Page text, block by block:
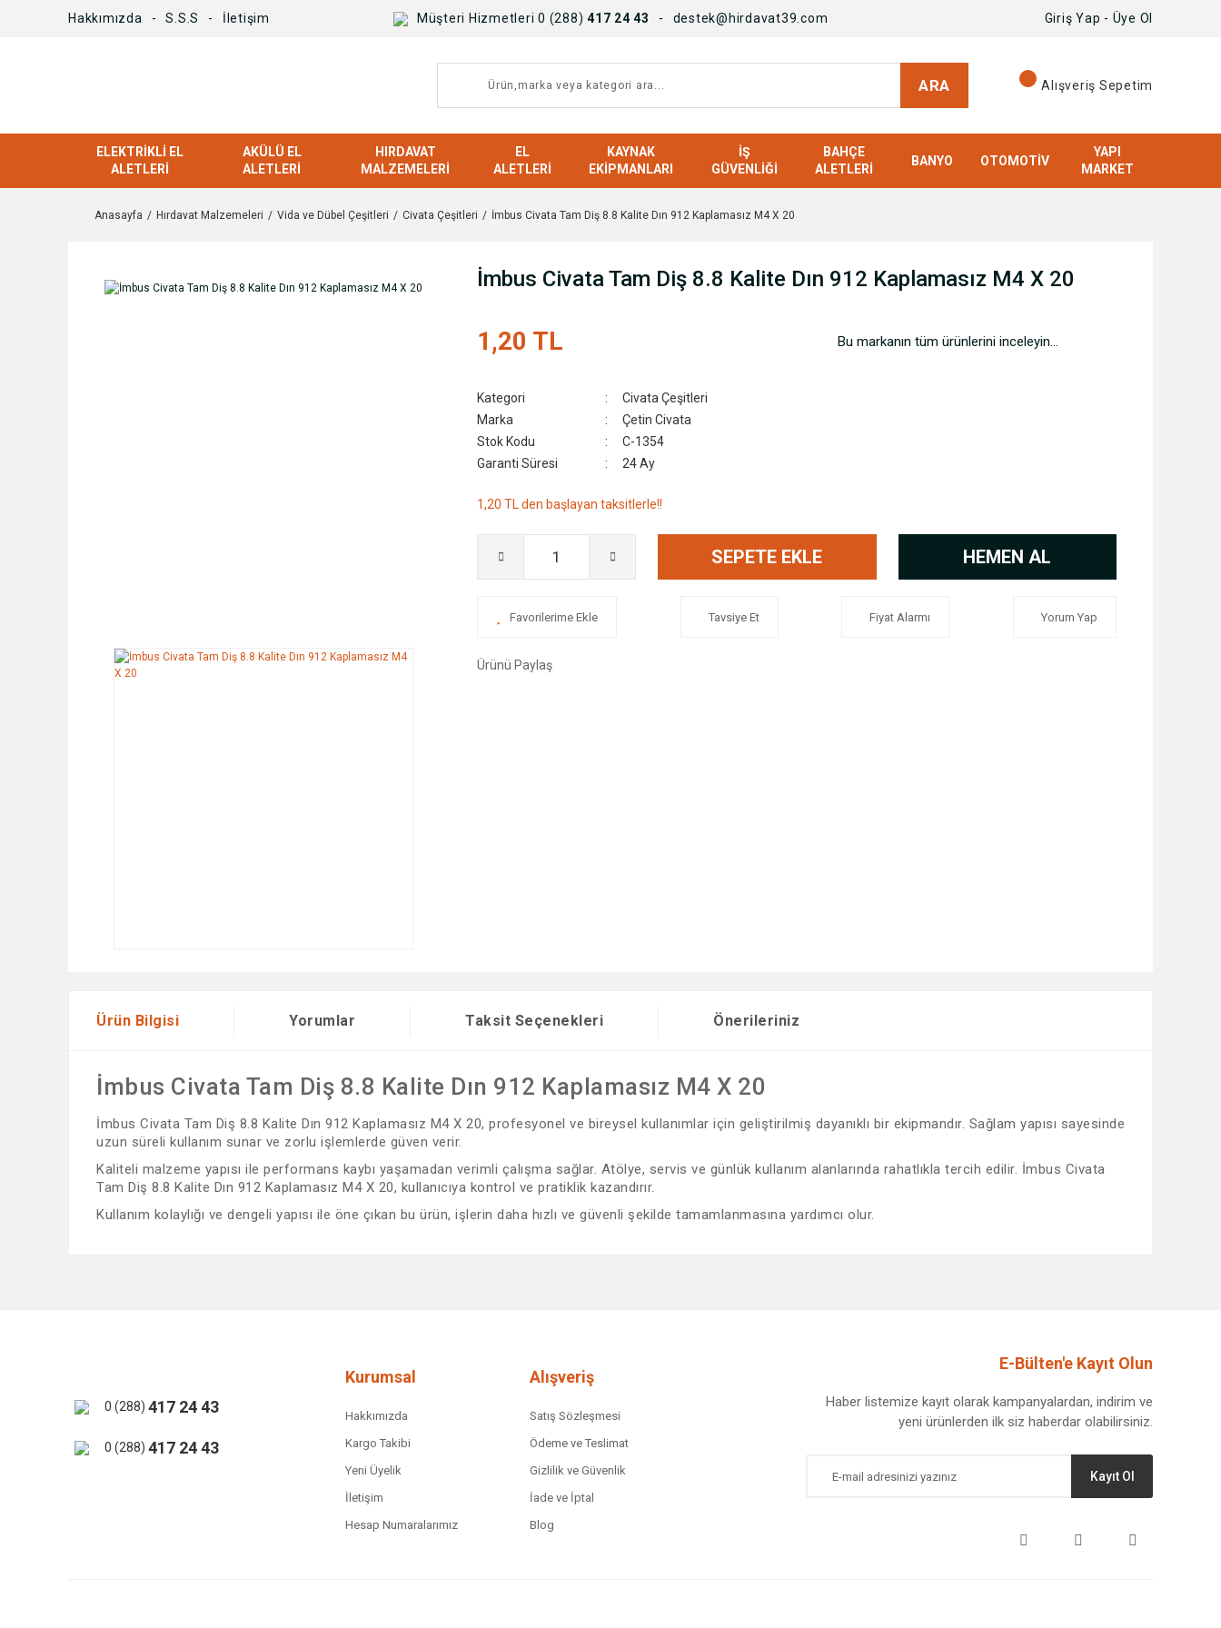
Hakkımızda S.S.S İletişim Müşteri Hizmetleri 0 (288) 417 24 43 destek@hirdavat39.com Giriş Yap - Üye Ol
ARA Alışveriş Sepetim
ELEKTRIKLI EL
ALETLERI
AKÜLÜ EL
ALETLERI
HIRDAVAT
MALZEMELERI
EL
ALETLERI
KAYNAK
EKIPMANLARI
İŞ
GÜVENLIĞI
BAHÇE
ALETLERI
BANYO OTOMOTIV
YAPI
MARKET
Anasayfa Hırdavat Malzemeleri Vida ve Dübel Çeşitleri Civata Çeşitleri İmbus Civata Tam Diş 8.8 Kalite Dın 912 Kaplamasız M4 X 20
İmbus Civata Tam Diş 8.8 Kalite Dın 912 Kaplamasız M4 X 20
1,20 TL Bu markanın tüm ürünlerini inceleyin...
Kategori
Civata Çeşitleri
Marka
Çetin Civata
Stok Kodu
C-1354
Garanti Süresi
24 Ay
1,20 TL den başlayan taksitlerle!!
SEPETE EKLE HEMEN AL
Tavsiye Et Fiyat Alarmı Yorum Yap
Ürünü Paylaş
Ürün Bilgisi Yorumlar Taksit Seçenekleri Önerileriniz
İmbus Civata Tam Diş 8.8 Kalite Dın 912 Kaplamasız M4 X 20
İmbus Civata Tam Diş 8.8 Kalite Dın 912 Kaplamasız M4 X 20, profesyonel ve bireysel kullanımlar için geliştirilmiş dayanıklı bir ekipmandır. Sağlam yapısı sayesinde
uzun süreli kullanım sunar ve zorlu işlemlerde güven verir.
Kaliteli malzeme yapısı ile performans kaybı yaşamadan verimli çalışma sağlar. Atölye, servis ve günlük kullanım alanlarında rahatlıkla tercih edilir. İmbus Civata
Tam Diş 8.8 Kalite Dın 912 Kaplamasız M4 X 20, kullanıcıya kontrol ve pratiklik kazandırır.
Kullanım kolaylığı ve dengeli yapısı ile öne çıkan bu ürün, işlerin daha hızlı ve güvenli şekilde tamamlanmasına yardımcı olur.
Bu ürüne benzer farklı alternatifler olmalı.
0 (288) 417 24 43
0 (288) 417 24 43
Kurumsal
Hakkımızda
Kargo Takibi
Yeni Üyelik
İletişim
Hesap Numaralarımız
Alışveriş
Satış Sözleşmesi
Ödeme ve Teslimat
Gizlilik ve Güvenlik
İade ve İptal
Blog
E-Bülten'e Kayıt Olun
Haber listemize kayıt olarak kampanyalardan, indirim ve
yeni ürünlerden ilk siz haberdar olabilirsiniz.
Kayıt Ol